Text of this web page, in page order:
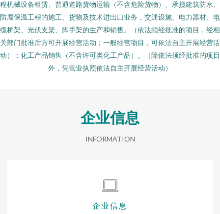
程机械设备租赁、普通道路货物运输（不含危险货物）、承揽建筑防水、
防腐保温工程的施工、货物及技术进出口业务，交通设施、电力器材、电
缆桥架、光伏支架、脚手架的生产和销售。（依法须经批准的项目，经相
关部门批准后方可开展经营活动；一般经营项目，可依法自主开展经营活
动）；化工产品销售（不含许可类化工产品）。（除依法须经批准的项目
外，凭营业执照依法自主开展经营活动）
企业信息
INFORMATION
企业信息